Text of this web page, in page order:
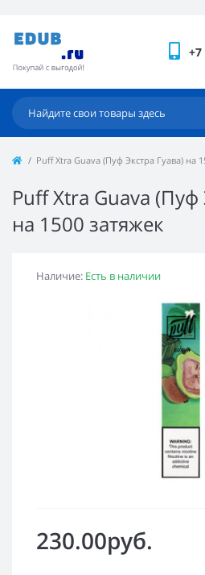
Puff Xtra Guava (Пуф Экстра Гуава) на
Puff Xtra Guava (Пуф
на 1500 затяжек
Наличие: Есть в наличии
230.00руб.